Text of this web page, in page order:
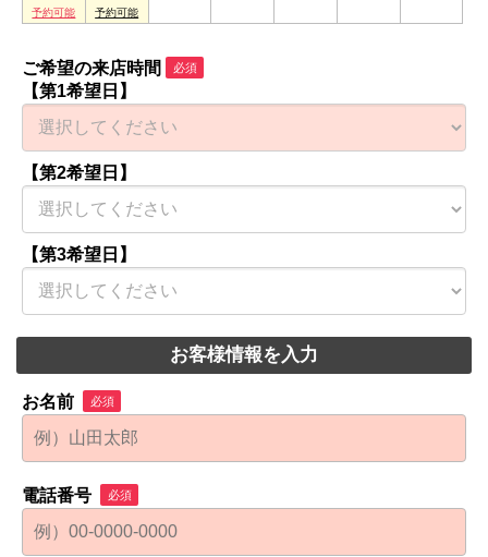
ご希望の来店時間 必須
【第1希望日】
【第2希望日】
【第3希望日】
お客様情報を入力
お名前 必須
電話番号 必須